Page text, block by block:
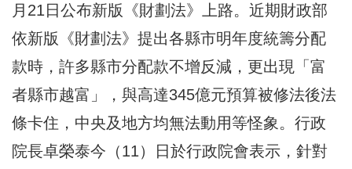
月21日公布新版《財劃法》上路。近期財政部
依新版《財劃法》提出各縣市明年度統籌分配
款時，許多縣市分配款不增反減，更出現「富
者縣市越富」，與高達345億元預算被修法後法
條卡住，中央及地方均無法動用等怪象。行政
院長卓榮泰今（11）日於行政院會表示，針對